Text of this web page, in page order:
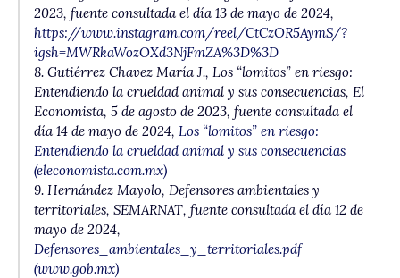
2023, fuente consultada el día 13 de mayo de 2024,
https://www.instagram.com/reel/CtCzOR5AymS/?
igsh=MWRkaWozOXd3NjFmZA%3D%3D
8. Gutiérrez Chavez María J., Los “lomitos” en riesgo:
Entendiendo la crueldad animal y sus consecuencias, El
Economista, 5 de agosto de 2023, fuente consultada el
día 14 de mayo de 2024, Los “lomitos” en riesgo:
Entendiendo la crueldad animal y sus consecuencias
(eleconomista.com.mx)
9. Hernández Mayolo, Defensores ambientales y
territoriales, SEMARNAT, fuente consultada el día 12 de
mayo de 2024,
Defensores_ambientales_y_territoriales.pdf
(www.gob.mx)